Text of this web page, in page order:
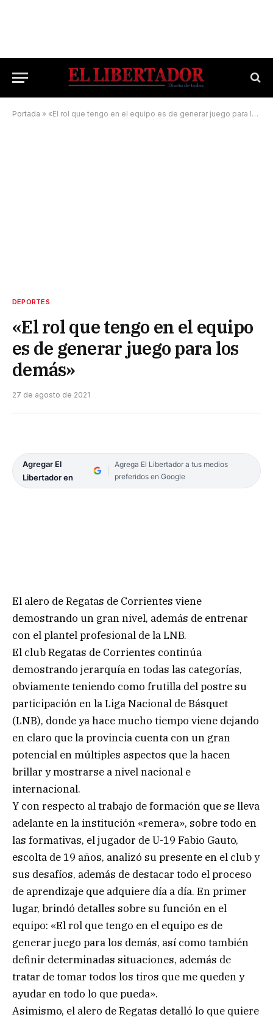
Portada » «El rol que tengo en el equipo es de generar juego para los demás»
DEPORTES
«El rol que tengo en el equipo
es de generar juego para los
demás»
27 de agosto de 2021
Agregar El
Libertador en
Agrega El Libertador a tus medios
preferidos en Google
El alero de Regatas de Corrientes viene
demostrando un gran nivel, además de entrenar
con el plantel profesional de la LNB.
El club Regatas de Corrientes continúa
demostrando jerarquía en todas las categorías,
obviamente teniendo como frutilla del postre su
participación en la Liga Nacional de Básquet
(LNB), donde ya hace mucho tiempo viene dejando
en claro que la provincia cuenta con un gran
potencial en múltiples aspectos que la hacen
brillar y mostrarse a nivel nacional e
internacional.
Y con respecto al trabajo de formación que se lleva
adelante en la institución «remera», sobre todo en
las formativas, el jugador de U-19 Fabio Gauto,
escolta de 19 años, analizó su presente en el club y
sus desafíos, además de destacar todo el proceso
de aprendizaje que adquiere día a día. En primer
lugar, brindó detalles sobre su función en el
equipo: «El rol que tengo en el equipo es de
generar juego para los demás, así como también
definir determinadas situaciones, además de
tratar de tomar todos los tiros que me queden y
ayudar en todo lo que pueda».
Asimismo, el alero de Regatas detalló lo que quiere